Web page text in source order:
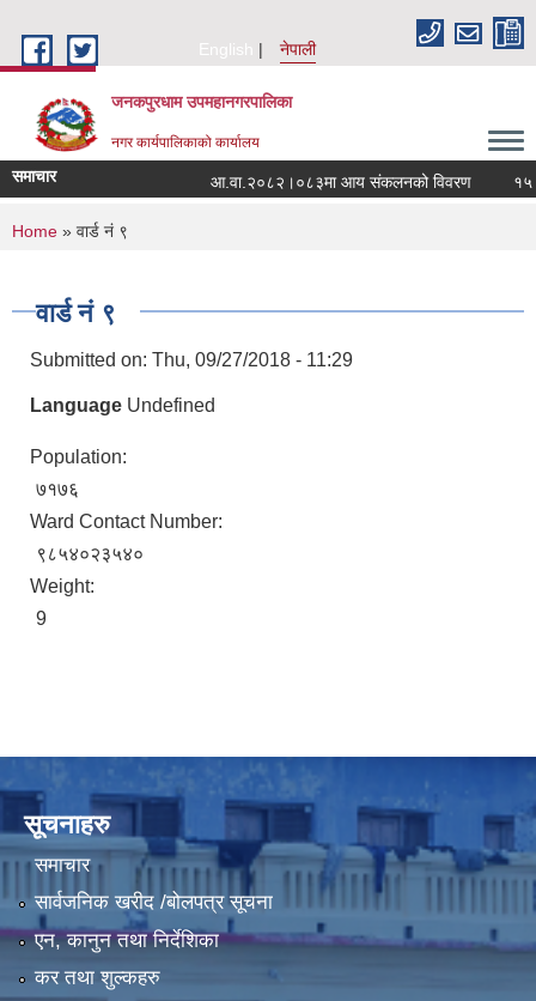
English
नेपाली
जनकपुरधाम उपमहानगरपालिका
नगर कार्यपालिकाको कार्यालय
समाचार आ.वा.२०८२।०८३मा आय संकलनको विवरण १५ औं
You are here
Home » वार्ड नं ९
वार्ड नं ९
Submitted on: Thu, 09/27/2018 - 11:29
Language Undefined
Population:
७१७६
Ward Contact Number:
९८५४०२३५४०
Weight:
9
सूचनाहरु
समाचार
सार्वजनिक खरीद /बोलपत्र सूचना
एन, कानुन तथा निर्देशिका
कर तथा शुल्कहरु